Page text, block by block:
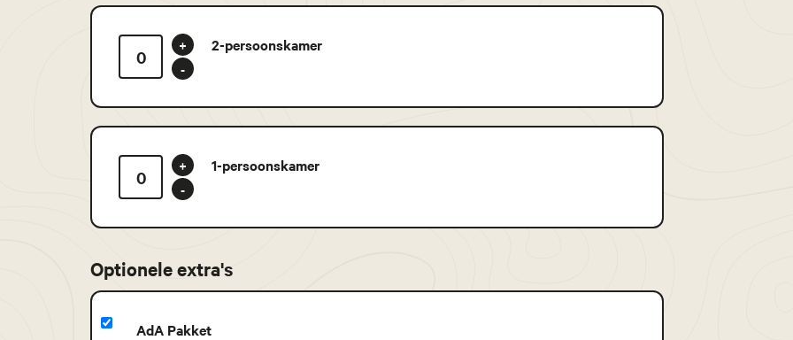
+
-
2-persoonskamer
+
-
1-persoonskamer
Optionele extra's
AdA Pakket